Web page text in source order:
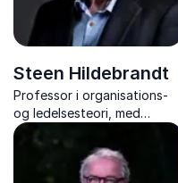
Steen Hildebrandt
Professor i organisations-
og ledelsesteori, med
inspirerende foredrag om
bæredygtighed, ledelse og
FN’s 17 verdensmål.